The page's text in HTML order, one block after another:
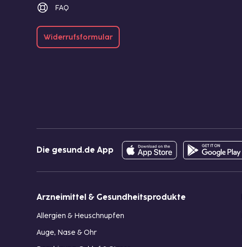
FAQ
Widerrufsformular
Die gesund.de App
Arzneimittel & Gesundheitsprodukte
Allergien & Heuschnupfen
Auge, Nase & Ohr